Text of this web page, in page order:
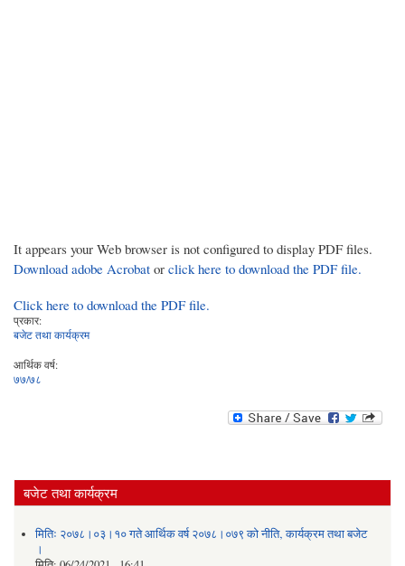
It appears your Web browser is not configured to display PDF files.
Download adobe Acrobat or click here to download the PDF file.
Click here to download the PDF file.
प्रकार:
बजेट तथा कार्यक्रम
आर्थिक वर्ष:
७७/७८
बजेट तथा कार्यक्रम
मितिः २०७८।०३।१० गते आर्थिक वर्ष २०७८।०७९ को नीति‚ कार्यक्रम तथा बजेट
।